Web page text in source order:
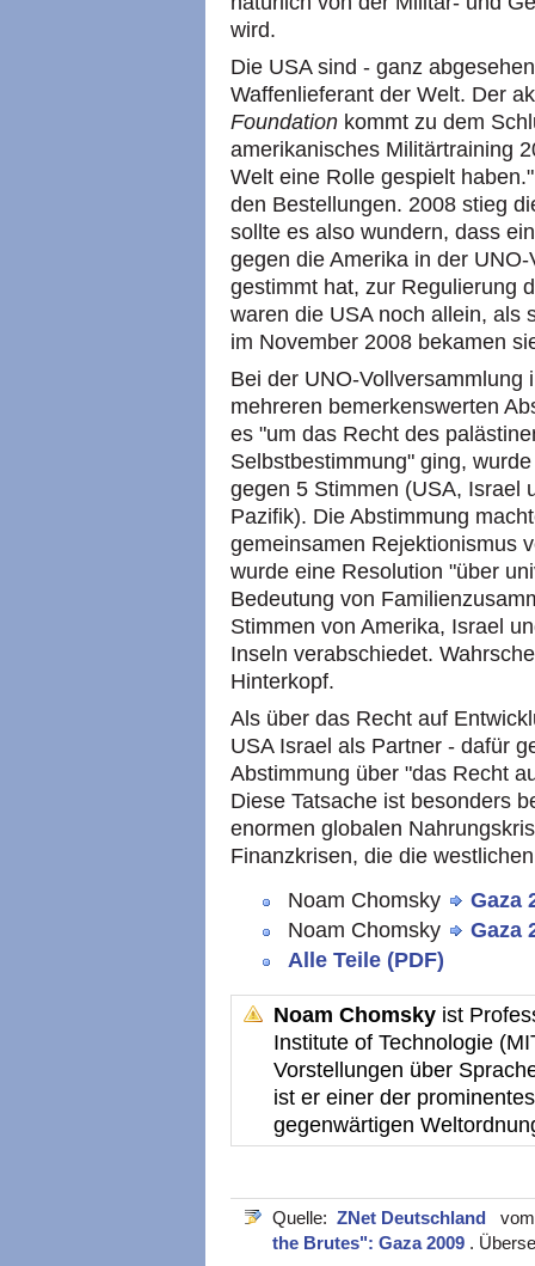
wird.
Die USA sind - ganz
Waffenlieferant der Welt. Der
Foundation kommt zu dem
amerikanisches Militärtraining
Welt eine Rolle gespielt
den Bestellungen. 2008 stieg
sollte es also wundern, dass
gegen die Amerika in der
gestimmt hat, zur Regulierung
waren die USA noch allein, als
im November 2008 bekamen
Bei der UNO-
mehreren bemerkenswerten
es "um das Recht des
Selbstbestimmung" ging,
gegen 5 Stimmen (USA, Israel
Pazifik). Die Abstimmung
gemeinsamen Rejektionismus
wurde eine Resolution "über
Bedeutung von
Stimmen von Amerika, Israel
Inseln verabschiedet.
Hinterkopf.
Als über das Recht auf
USA Israel als Partner - dafür
Abstimmung über "das Recht
Diese Tatsache ist besonders
enormen globalen
Finanzkrisen, die die
Noam Chomsky
Gaza
Noam Chomsky
Gaza
Alle Teile (PDF)
Noam Chomsky ist
Institute of Technologie
Vorstellungen über
ist er einer der
gegenwärtigen
Quelle: ZNet Deutschland
the Brutes": Gaza 2009 .